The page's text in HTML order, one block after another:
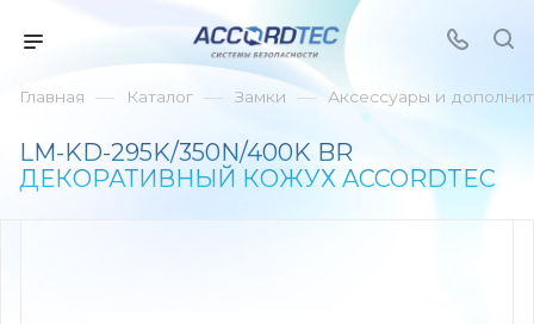
Главная — Каталог — Замки — Аксессуары и
LM-KD-295K/350N/400K BR
ДЕКОРАТИВНЫЙ КОЖУХ ACCORDTEC